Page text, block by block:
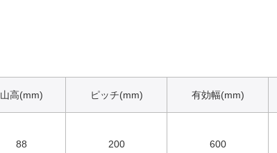
山高(mm) ピッチ(mm) 有効幅(mm)
88 200 600